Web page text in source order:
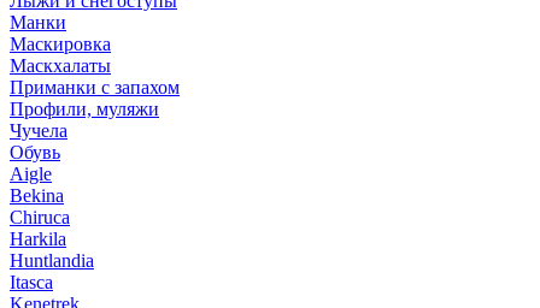
Манки
Маскировка
Маскхалаты
Приманки с запахом
Профили, муляжи
Чучела
Обувь
Aigle
Bekina
Chiruсa
Harkila
Huntlandia
Itasca
Kenetrek